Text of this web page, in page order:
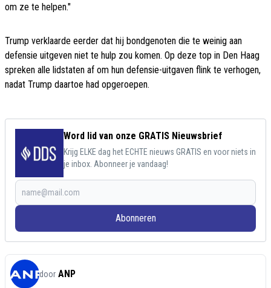
om ze te helpen."
Trump verklaarde eerder dat hij bondgenoten die te weinig aan
defensie uitgeven niet te hulp zou komen. Op deze top in Den Haag
spreken alle lidstaten af om hun defensie-uitgaven flink te verhogen,
nadat Trump daartoe had opgeroepen.
Word lid van onze GRATIS Nieuwsbrief
Krijg ELKE dag het ECHTE nieuws GRATIS en voor niets in
je inbox. Abonneer je vandaag!
Abonneren
door ANP